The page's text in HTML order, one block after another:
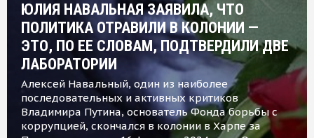
ЮЛИЯ НАВАЛЬНАЯ ЗАЯВИЛА, ЧТО
ПОЛИТИКА ОТРАВИЛИ В КОЛОНИИ —
ЭТО, ПО ЕЕ СЛОВАМ, ПОДТВЕРДИЛИ ДВЕ
ЛАБОРАТОРИИ
Алексей Навальный, один из наиболее
последовательных и активных критиков
Владимира Путина, основатель Фонда борьбы с
коррупцией, скончался в колонии в Харпе за